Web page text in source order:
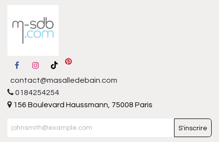
contact@masalledebain.com
0184254254
156 Boulevard Haussmann, 75008 Paris
S'inscrire